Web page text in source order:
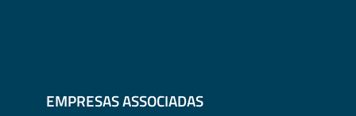
EMPRESAS ASSOCIADAS